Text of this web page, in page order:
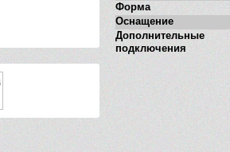
Форма
Оснащение
Дополнительные
подключения